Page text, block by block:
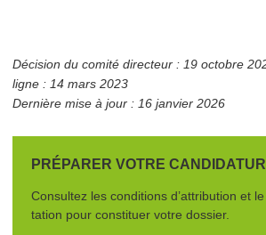
Décision du comité directeur : 19 octobre
ligne : 14 mars 2023
Dernière mise à jour : 16 janvier 2026
PRÉPARER VOTRE
Consultez les conditions d’attribution et
ta­tion pour constituer votre dossier.